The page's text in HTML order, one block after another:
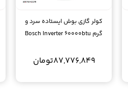
کولر گازی بوش ایستاده سرد و
گرم Bosch Inverter 60000btu
87,776,849تومان